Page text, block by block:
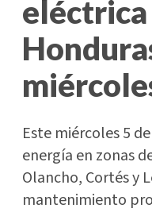
eléctrica
Este miércoles 5
energía en zonas
Olancho, Cortés y
mantenimiento